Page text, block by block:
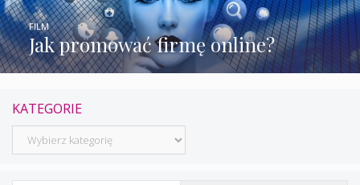
Jak promować firmę online?
FILM
KATEGORIE
Kategorie